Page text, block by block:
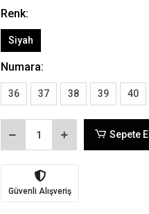
Renk:
Siyah
Numara:
36 37 38 39 40
Sepete
Güvenli Alışveriş